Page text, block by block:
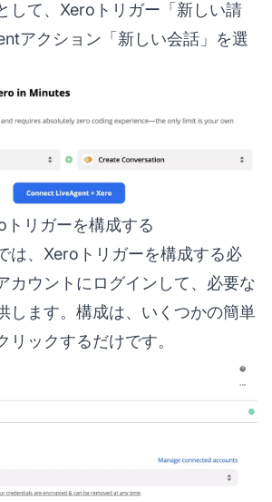
して、Xeroトリガー「新しい請
アクション「新しい会話」を選
トリガーを構成する
は、Xeroトリガーを構成する必
カウントにログインして、必要な
します。構成は、いくつかの簡単
リックするだけです。